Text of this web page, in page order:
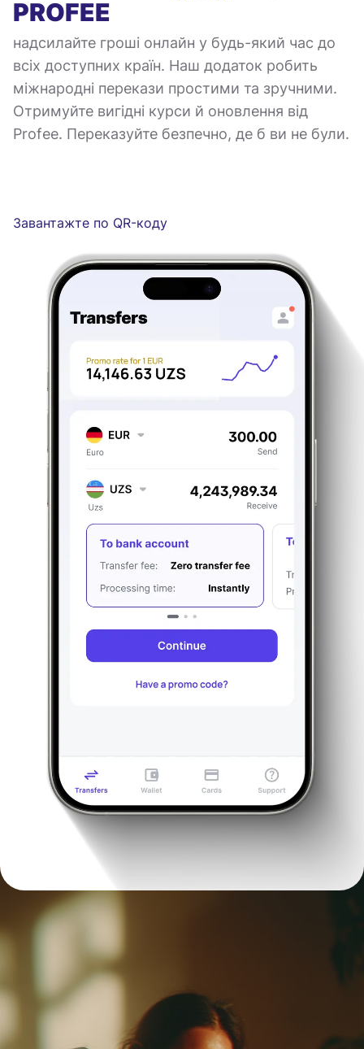
PROFEE
надсилайте гроші онлайн у будь-який час до
всіх доступних країн. Наш додаток робить
міжнародні перекази простими та зручними.
Отримуйте вигідні курси й оновлення від
Profee. Переказуйте безпечно, де б ви не були.
Завантажте по QR-коду